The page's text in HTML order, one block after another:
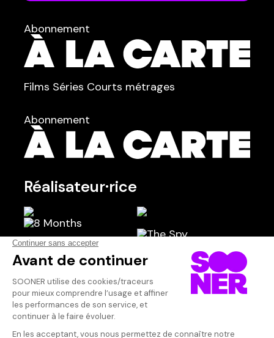
Abonnement
Films Séries Courts métrages
Abonnement
Réalisateur·rice
Scénariste